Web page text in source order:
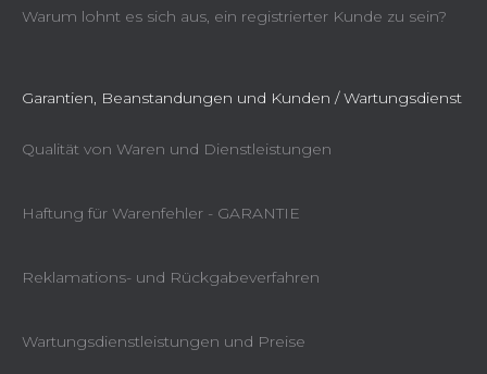
Warum lohnt es sich aus, ein registrierter Kunde zu sein?
Garantien, Beanstandungen und Kunden / Wartungsdienst
Qualität von Waren und Dienstleistungen
Haftung für Warenfehler - GARANTIE
Reklamations- und Rückgabeverfahren
Wartungsdienstleistungen und Preise